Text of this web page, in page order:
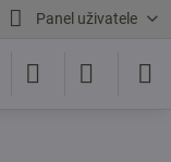
Panel uživatele